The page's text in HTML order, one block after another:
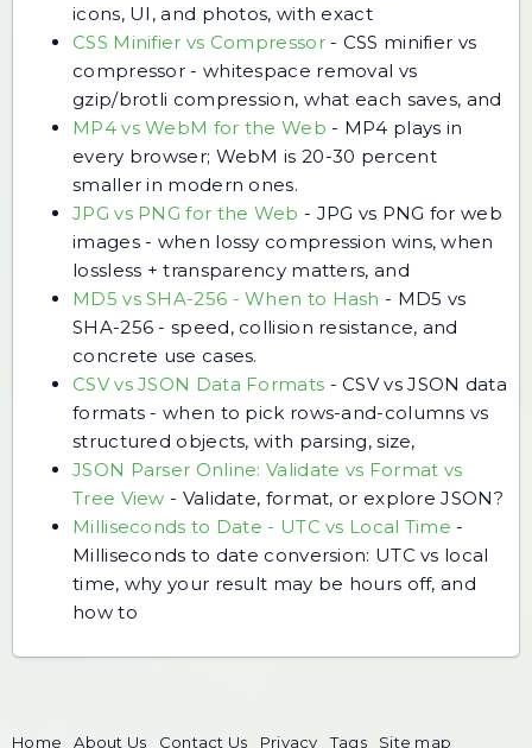
icons, UI, and photos, with exact
CSS Minifier vs Compressor- CSS minifier vs
compressor - whitespace removal vs
gzip/brotli compression, what each saves, and
MP4 vs WebM for the Web - MP4 plays in
every browser; WebM is 20-30 percent
smaller in modern ones.
JPG vs PNG for the Web - JPG vs PNG for web
images - when lossy compression wins, when
lossless + transparency matters, and
MD5 vs SHA-256 - When to Hash - MD5 vs
SHA-256 - speed, collision resistance, and
concrete use cases.
CSV vs JSON Data Formats -CSV vs JSON data
formats - when to pick rows-and-columns vs
structured objects, with parsing, size,
JSON Parser Online: Validate vs Format vs
Tree View - Validate, format, or explore JSON?
Milliseconds to Date - UTC vs Local Time -
Milliseconds to date conversion: UTC vs local
time, why your result may be hours off, and
how to
Home About Us Contact Us Privacy Tags Site map